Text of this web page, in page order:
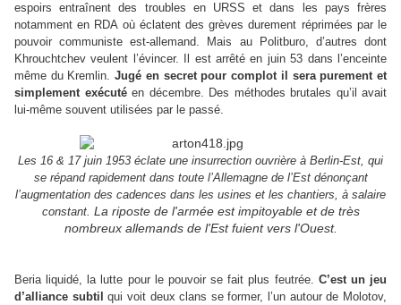
espoirs entraînent des troubles en URSS et dans les pays frères
notamment en RDA où éclatent des grèves durement réprimées par le
pouvoir communiste est-allemand. Mais au Politburo, d’autres dont
Khrouchtchev veulent l’évincer. Il est arrêté en juin 53 dans l’enceinte
même du Kremlin.Jugé en secret pour complot il sera purement et
simplement exécutéen décembre. Des méthodes brutales qu’il avait
lui-même souvent utilisées par le passé.
Les 16 & 17 juin 1953 éclate une insurrection ouvrière à Berlin-Est, qui
se répand rapidement dans toute l’Allemagne de l’Est dénonçant
l’augmentation des cadences dans les usines et les chantiers, à salaire
constant. La riposte de l'armée est impitoyable et de très
nombreux allemands de l'Est fuient vers l'Ouest.
Beria liquidé, la lutte pour le pouvoir se fait plus feutrée. C’est un jeu
d’alliance subtil qui voit deux clans se former, l’un autour de Molotov,